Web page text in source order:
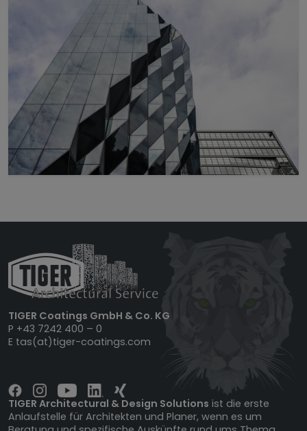
TIGER Coatings GmbH & Co. KG
P +43 7242 400 – 0
E tas(at)tiger-coatings.com
TIGER Architectural & Design Solutions ist die erste
Anlaufstelle für Architekten und Planer, wenn es um